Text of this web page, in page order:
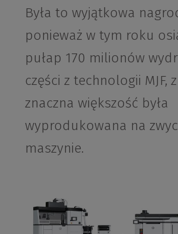
Była to wyjątkowa
ponieważ w tym roku
pułap 170 milionów
części z technologii MJF,
znaczna większość była
wyprodukowana na
maszynie.